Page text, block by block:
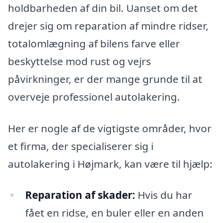
holdbarheden af din bil. Uanset om det
drejer sig om reparation af mindre ridser,
totalomlægning af bilens farve eller
beskyttelse mod rust og vejrs
påvirkninger, er der mange grunde til at
overveje professionel autolakering.
Her er nogle af de vigtigste områder, hvor
et firma, der specialiserer sig i
autolakering i Højmark, kan være til hjælp:
Reparation af skader: Hvis du har
fået en ridse, en buler eller en anden